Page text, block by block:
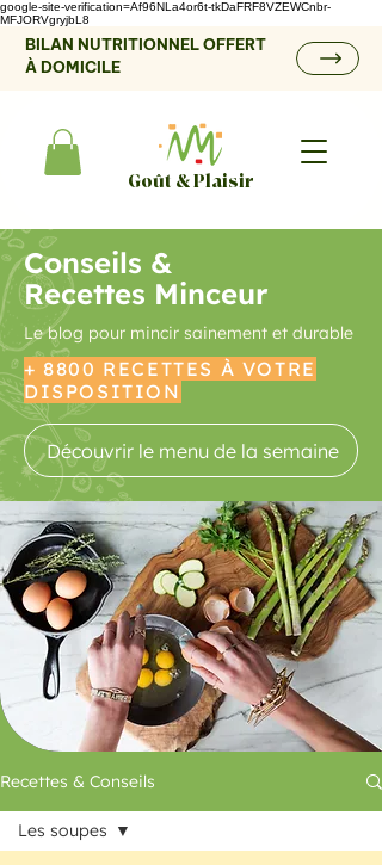
google-site-verification=Af96NLa4or6t-tkDaFRF8VZEWCnbr-
MFJORVgryjbL8
BILAN NUTRITIONNEL OFFERT
À DOMICILE
Goût & Plaisir
Conseils &
Recettes Minceur
Le blog pour mincir sainement et durable
+ 8800 RECETTES À VOTRE
DISPOSITION
Découvrir le menu de la semaine
Recettes & Conseils
Les soupes